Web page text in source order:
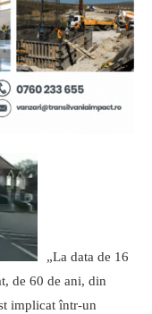
„La data de 16
de 60 de ani, din
implicat într-un